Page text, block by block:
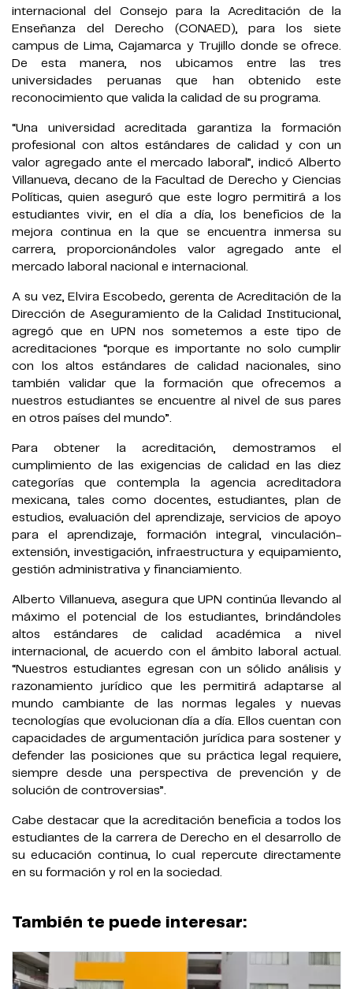
internacional del Consejo para la Acreditación de la
Enseñanza del Derecho (CONAED), para los siete
campus de Lima, Cajamarca y Trujillo donde se ofrece.
De esta manera, nos ubicamos entre las tres
universidades peruanas que han obtenido este
reconocimiento que valida la calidad de su programa.
“Una universidad acreditada garantiza la formación
profesional con altos estándares de calidad y con un
valor agregado ante el mercado laboral”, indicó Alberto
Villanueva, decano de la Facultad de Derecho y Ciencias
Políticas, quien aseguró que este logro permitirá a los
estudiantes vivir, en el día a día, los beneficios de la
mejora continua en la que se encuentra inmersa su
carrera, proporcionándoles valor agregado ante el
mercado laboral nacional e internacional.
A su vez, Elvira Escobedo, gerenta de Acreditación de la
Dirección de Aseguramiento de la Calidad Institucional,
agregó que en UPN nos sometemos a este tipo de
acreditaciones “porque es importante no solo cumplir
con los altos estándares de calidad nacionales, sino
también validar que la formación que ofrecemos a
nuestros estudiantes se encuentre al nivel de sus pares
en otros países del mundo”.
Para obtener la acreditación, demostramos el
cumplimiento de las exigencias de calidad en las diez
categorías que contempla la agencia acreditadora
mexicana, tales como docentes, estudiantes, plan de
estudios, evaluación del aprendizaje, servicios de apoyo
para el aprendizaje, formación integral, vinculación-
extensión, investigación, infraestructura y equipamiento,
gestión administrativa y financiamiento.
Alberto Villanueva, asegura que UPN continúa llevando al
máximo el potencial de los estudiantes, brindándoles
altos estándares de calidad académica a nivel
internacional, de acuerdo con el ámbito laboral actual.
“Nuestros estudiantes egresan con un sólido análisis y
razonamiento jurídico que les permitirá adaptarse al
mundo cambiante de las normas legales y nuevas
tecnologías que evolucionan día a día. Ellos cuentan con
capacidades de argumentación jurídica para sostener y
defender las posiciones que su práctica legal requiere,
siempre desde una perspectiva de prevención y de
solución de controversias”.
Cabe destacar que la acreditación beneficia a todos los
estudiantes de la carrera de Derecho en el desarrollo de
su educación continua, lo cual repercute directamente
en su formación y rol en la sociedad.
También te puede interesar: